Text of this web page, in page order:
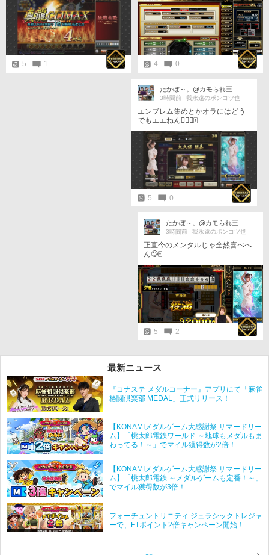
5 1 4 0
たかぼ～。@カモられ王
3時間前 我永遠のポンコツ也
エンブレム集めとかオラにはどう
でもエエねん😮‍💨💢🀄
5 0
たかぼ～。@カモられ王
3時間前 我永遠のポンコツ也
正直今のメンタルじゃ全然喜べへ
ん🥲🀄
5 2
最新ニュース
『コナステ メダルコーナー』アプリにて「麻雀
格闘倶楽部 MEDAL」正式リリース！
【KONAMIメダルゲーム大感謝祭 サマードリー
ム】「桃太郎電鉄ワールド ～地球もメダルもま
わってる！～」でマイル獲得数が2倍！
【KONAMIメダルゲーム大感謝祭 サマードリー
ム】「桃太郎電鉄 ～メダルゲームも定番！～」
でマイル獲得数が3倍！
フォーチュントリニティ ジュラシックトレジャ
ーで、FTポイント2倍キャンペーン開始！